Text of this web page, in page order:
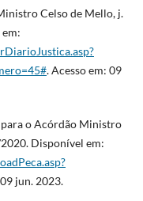
Celso de Mello, j.
. Acesso em: 09
para o Acórdão Ministro
Disponível em:
jun. 2023.